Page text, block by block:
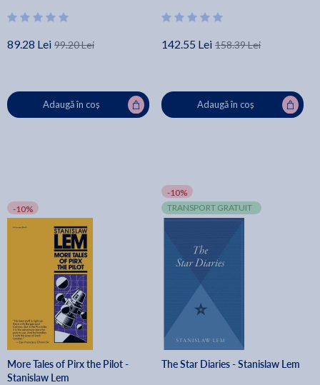
89.28 Lei 99.20 Lei
Adaugă în coș
142.55 Lei 158.39 Lei
Adaugă în coș
-10%
More Tales of Pirx the Pilot -
Stanislaw Lem
-10%
TRANSPORT GRATUIT
The Star Diaries - Stanislaw Lem